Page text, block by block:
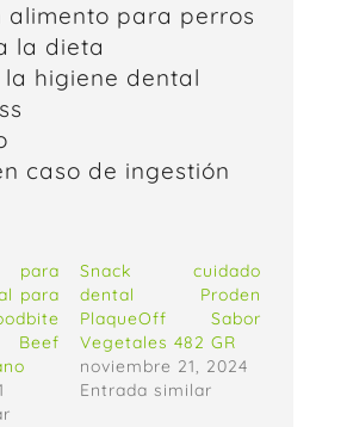
alimento para perros
la dieta
higiene dental
caso de ingestión
para
Snack cuidado
dental Proden
PlaqueOff Sabor
Vegetales 482 GR
noviembre 21, 2024
Entrada similar